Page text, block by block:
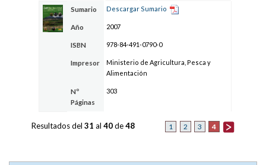
Sumario Descargar Sumario
Año 2007
ISBN 978-84-491-0790-0
Impresor
Ministerio de Agricultura, Pesca y
Alimentación
Nº
Páginas
303
1 2 3 4
Resultados del31 al40de48